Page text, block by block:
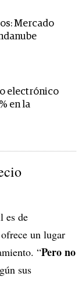
Mercado
electrónico
en la
es de
un lugar
“Pero no
sus